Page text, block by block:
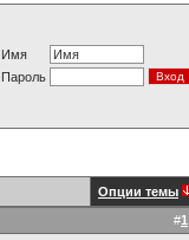
Имя
Пароль
Опции темы
#1